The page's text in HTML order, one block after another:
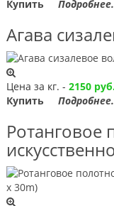
Купить
Агава
Цена за кг. - 2150
Купить
Ротанговое